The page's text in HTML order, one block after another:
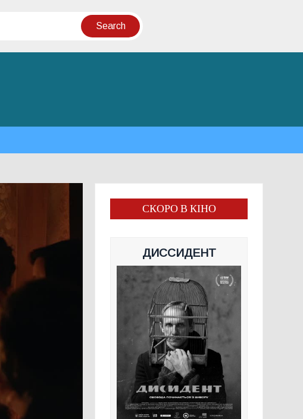
СКОРО В КІНО
ДИССИДЕНТ